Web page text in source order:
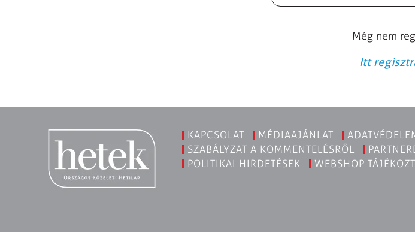
Még nem
Itt
KAPCSOLAT MÉDIAAJÁNLAT
SZABÁLYZAT A KOMMENTELÉSRŐL
POLITIKAI HIRDETÉSEK
WEBSHOP